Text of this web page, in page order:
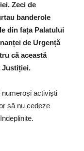
Zeci de
banderole
din fața Palatului
de Urgență
că această
Justiției.
numeroși activiști
să nu cedeze